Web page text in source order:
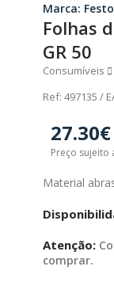
Marca:
Folhas
GR 50
Consumíveis
Ref: 497135 /
27.30€
Preço sujeito
Material
Atenção:
comprar.